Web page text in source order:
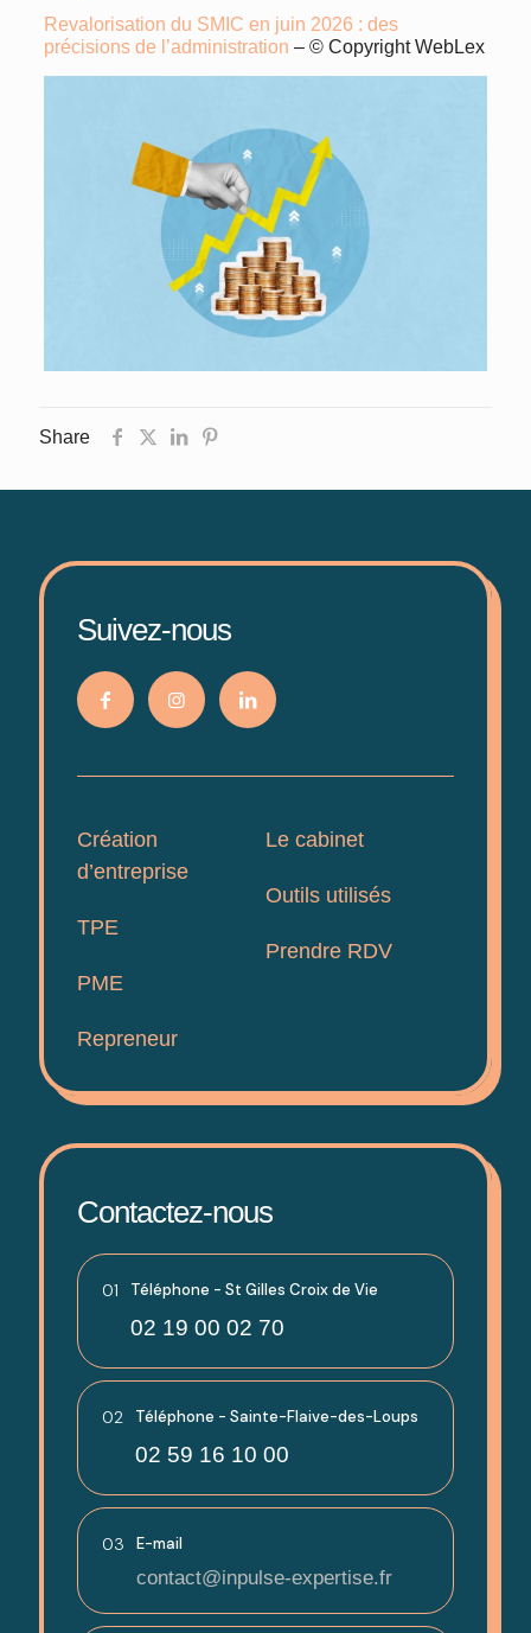
Revalorisation du SMIC en juin 2026 : des
précisions de l’administration – © Copyright WebLex
Share
Suivez-nous
Création
d’entreprise
TPE
PME
Repreneur
Le cabinet
Outils utilisés
Prendre RDV
Contactez-nous
01 Téléphone - St Gilles Croix de Vie
02 19 00 02 70
02 Téléphone - Sainte-Flaive-des-Loups
02 59 16 10 00
03 E-mail
contact@inpulse-expertise.fr